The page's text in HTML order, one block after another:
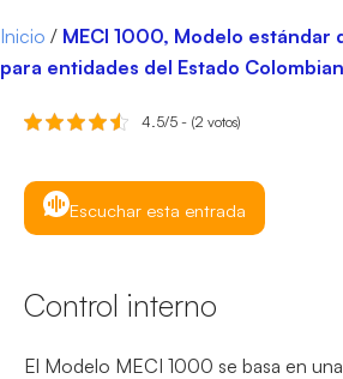
Inicio / MECI 1000, Modelo
para entidades del Estado
4.5/5 - (2 votos)
Escuchar esta entrada
Control interno
El Modelo MECI 1000 se basa en